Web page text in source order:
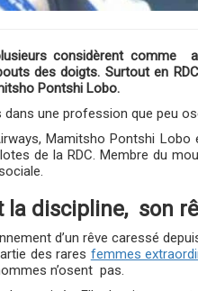
considèrent comme
des doigts. Surtout en
Pontshi Lobo.
une profession que peu
Mamitsho Pontshi
de la RDC. Membre du
la discipline, son
d’un rêve caressé
des rares femmes
n’osent pas.